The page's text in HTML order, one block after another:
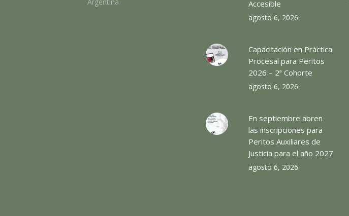
Accesible
agosto 6, 2026
Capacitación en Práctica
Procesal para Peritos
2026 – 2ª Cohorte
agosto 6, 2026
En septiembre abren
las inscripciones para
Peritos Auxiliares de
Justicia para el año 2027
agosto 6, 2026